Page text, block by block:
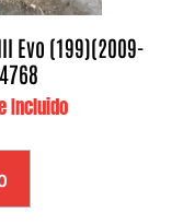
Evo (199)(2009-
Incluido